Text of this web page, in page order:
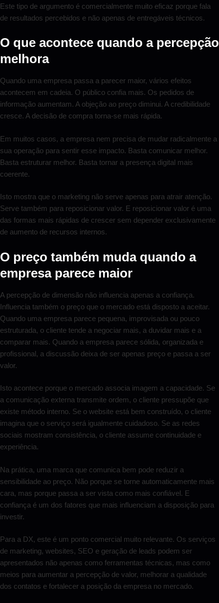
Este tipo de argumento é comercialmente muito eficaz porque fala
de resultados percebidos e não apenas de entregáveis técnicos.
O que acontece quando a percepção
melhora
Quando uma empresa passa a parecer maior, vários efeitos
acontecem em cadeia. O público confia mais. Os pedidos de
informação aumentam. A objeção ao preço diminui. A credibilidade
cresce. A decisão de compra torna-se mais rápida.
Em muitos casos, a empresa nem precisa de mudar radicalmente a
sua operação para sentir esse impacto. Basta comunicar melhor.
Basta estruturar melhor. Basta tornar a presença digital mais
coerente.
Isto mostra que o marketing não serve apenas para atrair atenção.
Serve também para reposicionar valor. E reposicionar valor é uma
das formas mais rápidas de crescer sem depender exclusivamente
de aumento de recursos internos.
O preço também muda quando a
empresa parece maior
A percepção de dimensão não influencia apenas a confiança.
Influencia também o preço que o mercado está disposto a aceitar.
Quando uma empresa parece pequena, improvisada ou pouco
estruturada, o cliente tende a negociar mais, a duvidar mais e a
comparar mais. Quando a empresa parece sólida, organizada e
profissional, a discussão deixa de ser apenas preço e passa a ser
valor.
Isto acontece porque o mercado associa imagem a capacidade. Se
a comunicação externa transmite ordem, o cliente pressupõe que
existe método interno. Se o website está bem construído, o cliente
imagina que o serviço será igualmente cuidadoso. Se as redes
sociais mostram consistência, o cliente assume continuidade e
experiência.
Na prática, uma marca que comunica bem pode reduzir a
sensibilidade ao preço. Não porque se torne automaticamente mais
cara, mas porque passa a ser vista como mais confiável. E
confiança é um dos fatores que mais influenciam a disposição para
investir.
Para a DX, este é um ponto comercial muito relevante. Os serviços
de marketing, websites, SEO e geração de leads podem ser
apresentados não apenas como ferramentas técnicas, mas como
meios para aumentar a percepção de valor, melhorar a qualidade
dos contatos e fortalecer a posição da empresa no mercado.